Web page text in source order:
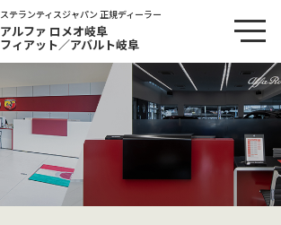
ステランティスジャパン 正規ディーラー
アルファ ロメオ岐阜
フィアット／アバルト岐阜